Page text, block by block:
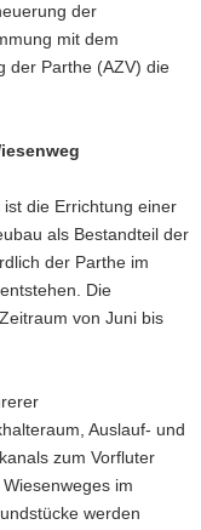
der
mit dem
der Parthe (AZV) die
die Errichtung einer
als Bestandteil der
der Parthe im
Die
von Juni bis
Auslauf- und
zum Vorfluter
im
werden